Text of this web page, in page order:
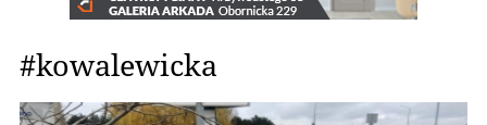
#kowalewicka